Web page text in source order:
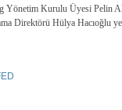
Kurulu Üyesi Pelin
Direktörü Hülya Hacıoğlu